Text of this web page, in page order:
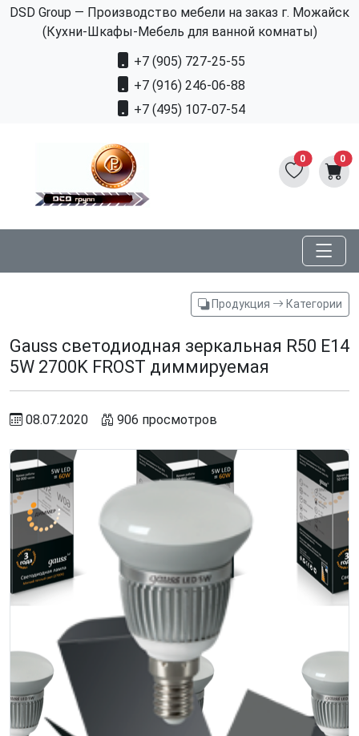
DSD Group — Производство мебели на заказ г. Можайск
(Кухни-Шкафы-Мебель для ванной комнаты)
+7 (905) 727-25-55
+7 (916) 246-06-88
+7 (495) 107-07-54
0 0
Продукция Категории
Gauss светодиодная зеркальная R50 E14
5W 2700K FROST диммируемая
08.07.2020 906 просмотров